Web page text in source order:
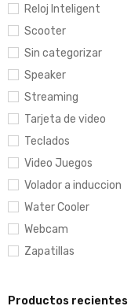
Reloj Inteligent
Scooter
Sin categorizar
Speaker
Streaming
Tarjeta de video
Teclados
Video Juegos
Volador a induccion
Water Cooler
Webcam
Zapatillas
Productos recientes